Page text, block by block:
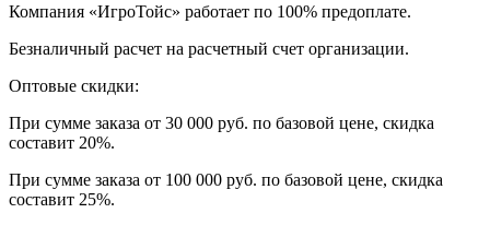
Компания «ИгроТойс» работает по 100% предоплате.
Безналичный расчет на расчетный счет организации.
Оптовые скидки:
При сумме заказа от 30 000 руб. по базовой цене, скидка
составит 20%.
При сумме заказа от 100 000 руб. по базовой цене, скидка
составит 25%.